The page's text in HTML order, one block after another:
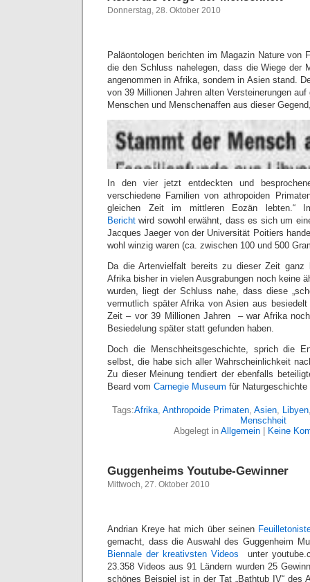
Donnerstag, 28. Oktober 2010
Paläontologen berichten im Magazin Nature von
die den Schluss nahelegen, dass die Wiege der
angenommen in Afrika, sondern in Asien stand.
von 39 Millionen Jahren alten Versteinerungen
Menschen und Menschenaffen aus dieser
In den vier jetzt entdeckten und
verschiedene Familien von athropoiden
gleichen Zeit im mittleren Eozän lebten.“
Bericht wird sowohl erwähnt, dass es sich um
Jacques Jaeger von der Universität Poitiers
wohl winzig waren (ca. zwischen 100 und 500
Da die Artenvielfalt bereits zu dieser Zeit
Afrika bisher in vielen Ausgrabungen noch keine
wurden, liegt der Schluss nahe, dass diese
vermutlich später Afrika von Asien aus
Zeit – vor 39 Millionen Jahren – war Afrika
Besiedelung später statt gefunden haben.
Doch die Menschheitsgeschichte, sprich die
selbst, die habe sich aller Wahrscheinlichkeit
Zu dieser Meinung tendiert der ebenfalls
Beard vom Carnegie Museum für
Tags:Afrika, Anthropoide Primaten, Asien, Libyen
Menschheit
Abgelegt in Allgemein Keine
Guggenheims Youtube-Gewinner
Mittwoch, 27. Oktober 2010
Andrian Kreye hat mich über seinen
gemacht, dass die Auswahl des Guggenheim
Biennale der kreativsten Videos unter
23.358 Videos aus 91 Ländern wurden 25
schönes Beispiel ist in der Tat „Bathtub IV“ des